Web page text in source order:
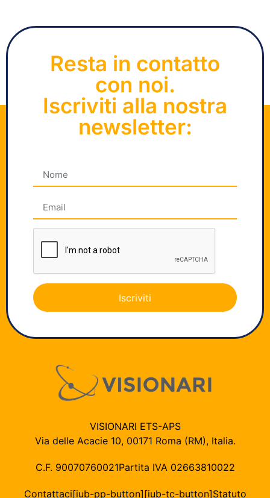
Resta in contatto
con noi.
Iscriviti alla nostra
newsletter:
Iscriviti
VISIONARI ETS-APS
Via delle Acacie 10, 00171 Roma (RM), Italia.
C.F. 90070760021Partita IVA 02663810022
Contattaci[iub-pp-button][iub-tc-button]Statuto